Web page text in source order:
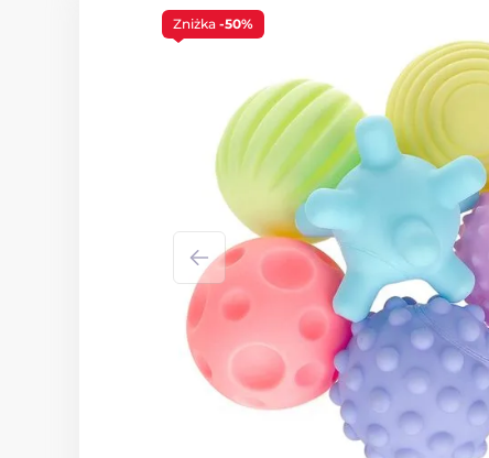
Zniżka -50%